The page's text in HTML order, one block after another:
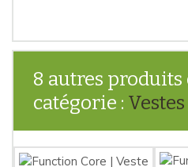
8 autres
catégorie :